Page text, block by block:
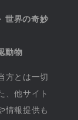
世界の奇妙
動物
方とは一切
、他サイト
情報提供も